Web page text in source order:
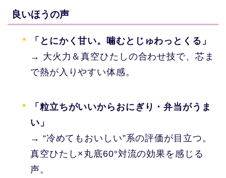
良いほうの声
「とにかく甘い。噛むとじゅわっとくる」
→ 大火力＆真空ひたしの合わせ技で、芯ま
で熱が入りやすい体感。
「粒立ちがいいからおにぎり・弁当がうま
い」
→ “冷めてもおいしい”系の評価が目立つ。
真空ひたし×丸底60°対流の効果を感じる
声。